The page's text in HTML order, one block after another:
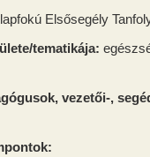
ú Elsősegély
tematikája:
vezetői-,